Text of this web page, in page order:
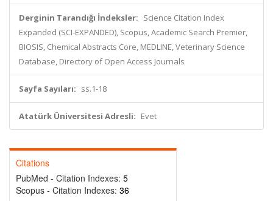
Derginin Tarandığı İndeksler: Science Citation Index
Expanded (SCI-EXPANDED), Scopus, Academic Search Premier,
BIOSIS, Chemical Abstracts Core, MEDLINE, Veterinary Science
Database, Directory of Open Access Journals
Sayfa Sayıları: ss.1-18
Atatürk Üniversitesi Adresli: Evet
Citations
PubMed - Citation Indexes: 5
Scopus - Citation Indexes: 36